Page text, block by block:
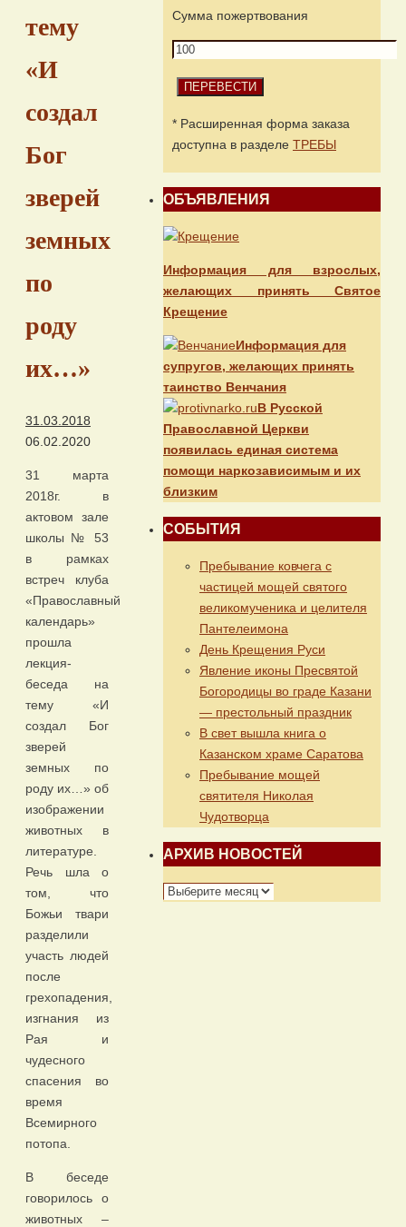
тему
«И
создал
Бог
зверей
земных
по
роду
их…»
31.03.2018
06.02.2020
31 марта
2018г. в
актовом зале
школы № 53
в рамках
встреч клуба
«Православный
календарь»
прошла
лекция-
беседа на
тему «И
создал Бог
зверей
земных по
роду их…» об
изображении
животных в
литературе.
Речь шла о
том, что
Божьи твари
разделили
участь людей
после
грехопадения,
изгнания из
Рая и
чудесного
спасения во
время
Всемирного
потопа.
В беседе
говорилось о
животных –
Сумма пожертвования
* Расширенная форма заказа
доступна в разделе ТРЕБЫ
ОБЪЯВЛЕНИЯ
Информация для взрослых,
желающих принять Святое
Крещение
Информация для
супругов, желающих принять
таинство Венчания
В Русской
Православной Церкви
появилась единая система
помощи наркозависимым и их
близким
СОБЫТИЯ
Пребывание ковчега с
частицей мощей святого
великомученика и целителя
Пантелеимона
День Крещения Руси
Явление иконы Пресвятой
Богородицы во граде Казани
— престольный праздник
В свет вышла книга о
Казанском храме Саратова
Пребывание мощей
святителя Николая
Чудотворца
АРХИВ НОВОСТЕЙ
АРХИВ